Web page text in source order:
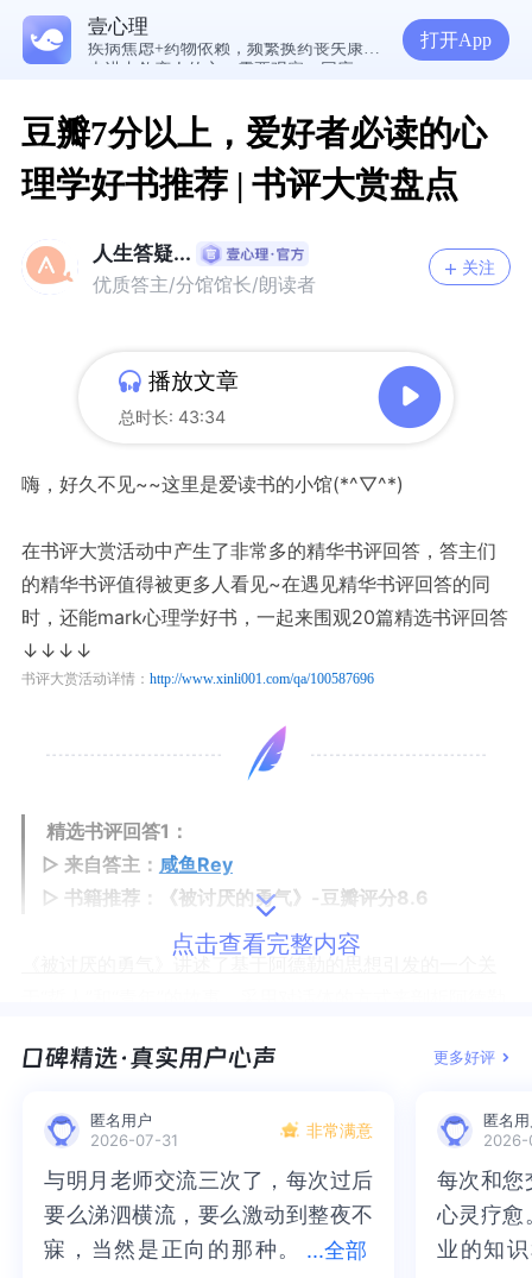
壹心理
走进内敛恋人的心，需要观察、回应和拥抱
打开App
豆瓣7分以上，爱好者必读的心
理学好书推荐 | 书评大赏盘点
人生答疑...
优质答主/分馆馆长/朗读者
关注
播放文章
总时长: 43:34
嗨，好久不见~~这里是爱读书的小馆(*^▽^*)
在书评大赏活动中产生了非常多的精华书评回答，答主们
的精华书评值得被更多人看见~在遇见精华书评回答的同
时，还能mark心理学好书，一起来围观20篇精选书评回答
↓↓↓↓
书评大赏活动详情： http://www.xinli001.com/qa/100587696
精选书评回答1：
▷ 来自答主： 咸鱼Rey
▷ 书籍推荐：《被讨厌的勇气》-豆瓣评分8.6
是更为容易理解的，书里并非采用极端特殊的案例来分
同属于精神分析流派的阿德勒，虽然没有佛洛依德的名
气，但他的很多理论都具有 反常识 的意味：包括否定佛洛
依德的原因论、否定存在精神创伤；否定寻求认可欲求；
认为过去和未来都是不存在的等等， 可谓相当硬核。
点击查看完整内容
更多好评
匿名用户
2026-07-31
非常满意
...全部
与明月老师交流三次了，每次过后
要么涕泗横流，要么激动到整夜不
寐，当然是正向的那种。
与明月老师交流三次了，每次过后
要么涕泗横流，要么激动到整夜不
寐，当然是正向的那种。二十多年
匿名
2026-
每次和您
心灵疗愈
业的知
每次和您
心灵疗愈
业的知识